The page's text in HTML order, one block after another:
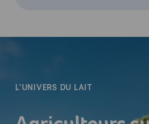
L'UNIVERS DU LAIT